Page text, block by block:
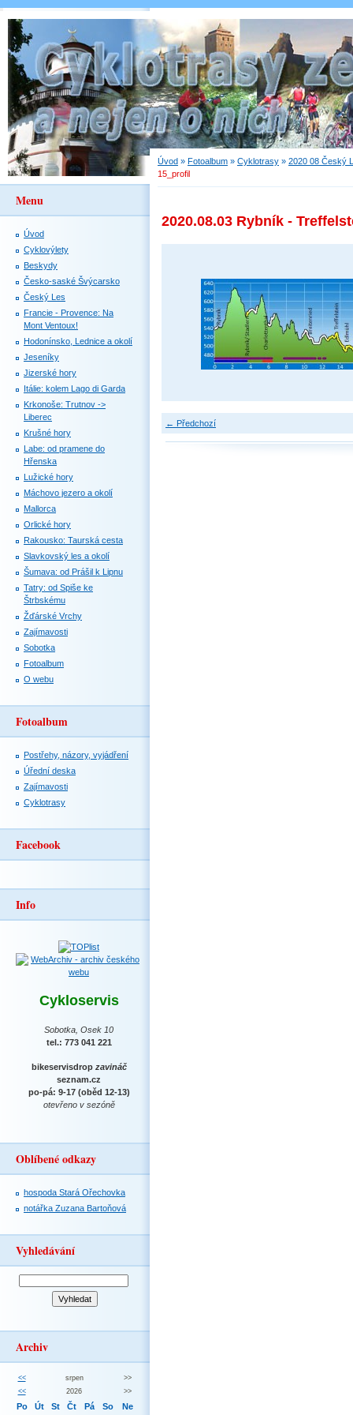
Úvod » Fotoalbum » Cyklotrasy » 2020 08 Český
15_profil
2020.08.03 Rybník -
← Předchozí
Menu
Úvod
Cyklovýlety
Beskydy
Česko-saské Švýcarsko
Český Les
Francie - Provence: Na
Mont Ventoux!
Hodonínsko, Lednice a okolí
Jeseníky
Jizerské hory
Itálie: kolem Lago di Garda
Krkonoše: Trutnov ->
Liberec
Krušné hory
Labe: od pramene do
Hřenska
Lužické hory
Máchovo jezero a okolí
Mallorca
Orlické hory
Rakousko: Taurská cesta
Slavkovský les a okolí
Šumava: od Prášil k Lipnu
Tatry: od Spiše ke
Štrbskému
Žďárské Vrchy
Zajímavosti
Sobotka
Fotoalbum
O webu
Fotoalbum
Postřehy, názory, vyjádření
Úřední deska
Zajímavosti
Cyklotrasy
Facebook
Info
Cykloservis
Sobotka, Osek 10
tel.: 773 041 221
bikeservisdrop zavináč
seznam.cz
po-pá: 9-17 (oběd 12-13)
otevřeno v sezóně
Oblíbené odkazy
hospoda Stará Ořechovka
notářka Zuzana Bartoňová
Vyhledávání
Archiv
<< srpen
>>
<<
2026 >>
Po Út St Čt Pá So Ne